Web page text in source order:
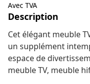
Avec TVA
Description
Cet élégant meuble
un supplément
espace de
meuble TV, meuble